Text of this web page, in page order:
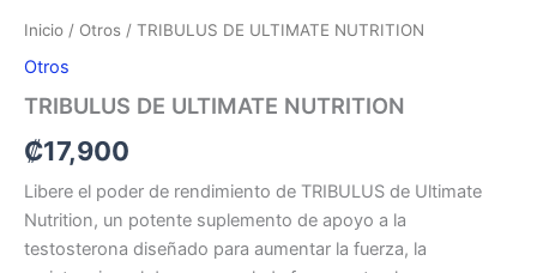
Inicio / Otros / TRIBULUS DE ULTIMATE NUTRITION
Otros
TRIBULUS DE ULTIMATE NUTRITION
₡17,900
Libere el poder de rendimiento de TRIBULUS de Ultimate
Nutrition, un potente suplemento de apoyo a la
testosterona diseñado para aumentar la fuerza, la